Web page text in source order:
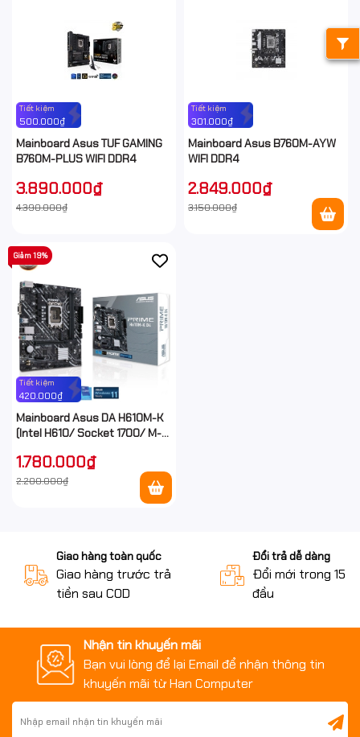
Tiết kiệm
500.000₫
Mainboard Asus TUF GAMING
B760M-PLUS WIFI DDR4
3.890.000₫
4.390.000₫
Tiết kiệm
301.000₫
Mainboard Asus B760M-AYW
WIFI DDR4
2.849.000₫
3.150.000₫
Tiết kiệm
420.000₫
Giảm 19%
Mainboard Asus DA H610M-K
(Intel H610/ Socket 1700/ M-
1.780.000₫
2.200.000₫
Giao hàng toàn quốc
Giao hàng trước trả
tiền sau COD
Đổi trả dễ dàng
Đổi mới trong 15
đầu
Nhận tin khuyến mãi
Bạn vui lòng để lại Email để nhận thông tin
khuyến mãi từ Han Computer